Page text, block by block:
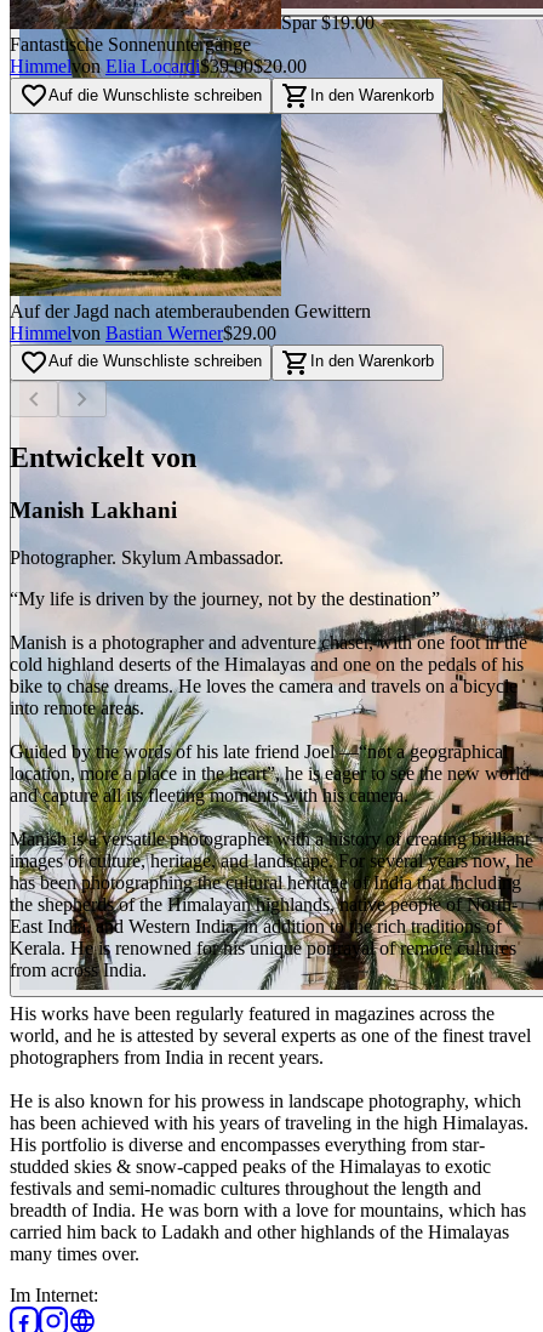
Spar $19.00
Fantastische Sonnenuntergänge
Himmelvon Elia Locardi$39.00$20.00
favorite_borderAuf die Wunschliste schreiben shopping_cart In den Warenkorb
Auf der Jagd nach atemberaubenden Gewittern
Himmelvon Bastian Werner$29.00
favorite_borderAuf die Wunschliste schreiben shopping_cart In den Warenkorb
chevron_left chevron_right
Entwickelt von
Manish Lakhani
Photographer. Skylum Ambassador.
“My life is driven by the journey, not by the destination”
Manish is a photographer and adventure chaser, with one foot in the
cold highland deserts of the Himalayas and one on the pedals of his
bike to chase dreams. He loves the camera and travels on a bicycle
into remote areas.
Guided by the words of his late friend Joel —“not a geographical
location, more a place in the heart”, he is eager to see the new world
and capture all its fleeting moments with his camera.
Manish is a versatile photographer with a history of creating brilliant
images of culture, heritage, and landscape. For several years now, he
has been photographing the cultural heritage of India that including
the shepherds of the Himalayan highlands, native people of North-
East India, and Western India, in addition to the rich traditions of
Kerala. He is renowned for his unique portrayal of remote cultures
from across India.
His works have been regularly featured in magazines across the
world, and he is attested by several experts as one of the finest travel
photographers from India in recent years.
He is also known for his prowess in landscape photography, which
has been achieved with his years of traveling in the high Himalayas.
His portfolio is diverse and encompasses everything from star-
studded skies & snow-capped peaks of the Himalayas to exotic
festivals and semi-nomadic cultures throughout the length and
breadth of India. He was born with a love for mountains, which has
carried him back to Ladakh and other highlands of the Himalayas
many times over.
Im Internet: